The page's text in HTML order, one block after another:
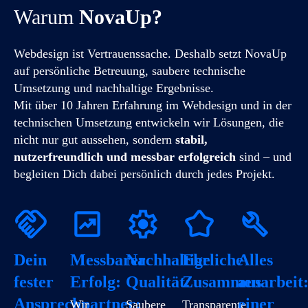
Warum NovaUp?
Webdesign ist Vertrauenssache. Deshalb setzt NovaUp
auf persönliche Betreuung, saubere technische
Umsetzung und nachhaltige Ergebnisse.
Mit über 10 Jahren Erfahrung im Webdesign und in der
technischen Umsetzung entwickeln wir Lösungen, die
nicht nur gut aussehen, sondern stabil,
nutzerfreundlich und messbar erfolgreich sind – und
begleiten Dich dabei persönlich durch jedes Projekt.
Dein
fester
Ansprechpartner:
Messbarer
Erfolg:
Wir
Nachhaltige
Qualität:
Saubere
Ehrliche
Zusammenarbeit:
Transparente
Alles
aus
einer